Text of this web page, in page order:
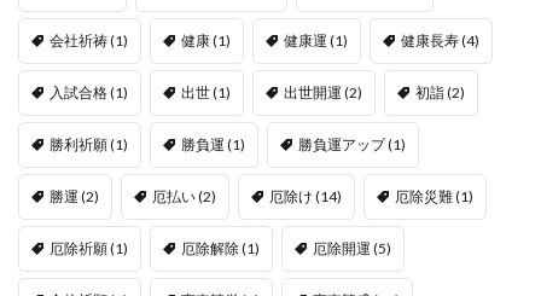
会社祈祷(1) 健康(1) 健康運 (1) 健康長寿(4)
入試合格(1) 出世(1) 出世開運 (2) 初詣(2)
勝利祈願(1) 勝負運 (1) 勝負運アップ(1)
勝運 (2) 厄払い(2) 厄除け (14) 厄除災難(1)
厄除祈願(1) 厄除解除(1) 厄除開運 (5)